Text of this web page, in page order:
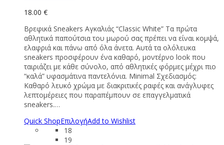
18.00 €
Βρεφικά Sneakers Αγκαλιάς “Classic White” Τα πρώτα
αθλητικά παπούτσια του μωρού σας πρέπει να είναι κομψά,
ελαφριά και πάνω από όλα άνετα. Αυτά τα ολόλευκα
sneakers προσφέρουν ένα καθαρό, μοντέρνο look που
ταιριάζει με κάθε σύνολο, από αθλητικές φόρμες μέχρι πιο
“καλά” υφασμάτινα παντελόνια. Minimal Σχεδιασμός:
Καθαρό λευκό χρώμα με διακριτικές ραφές και ανάγλυφες
λεπτομέρειες που παραπέμπουν σε επαγγελματικά
sneakers.…
Quick ShopΕπιλογήAdd to Wishlist
18
19